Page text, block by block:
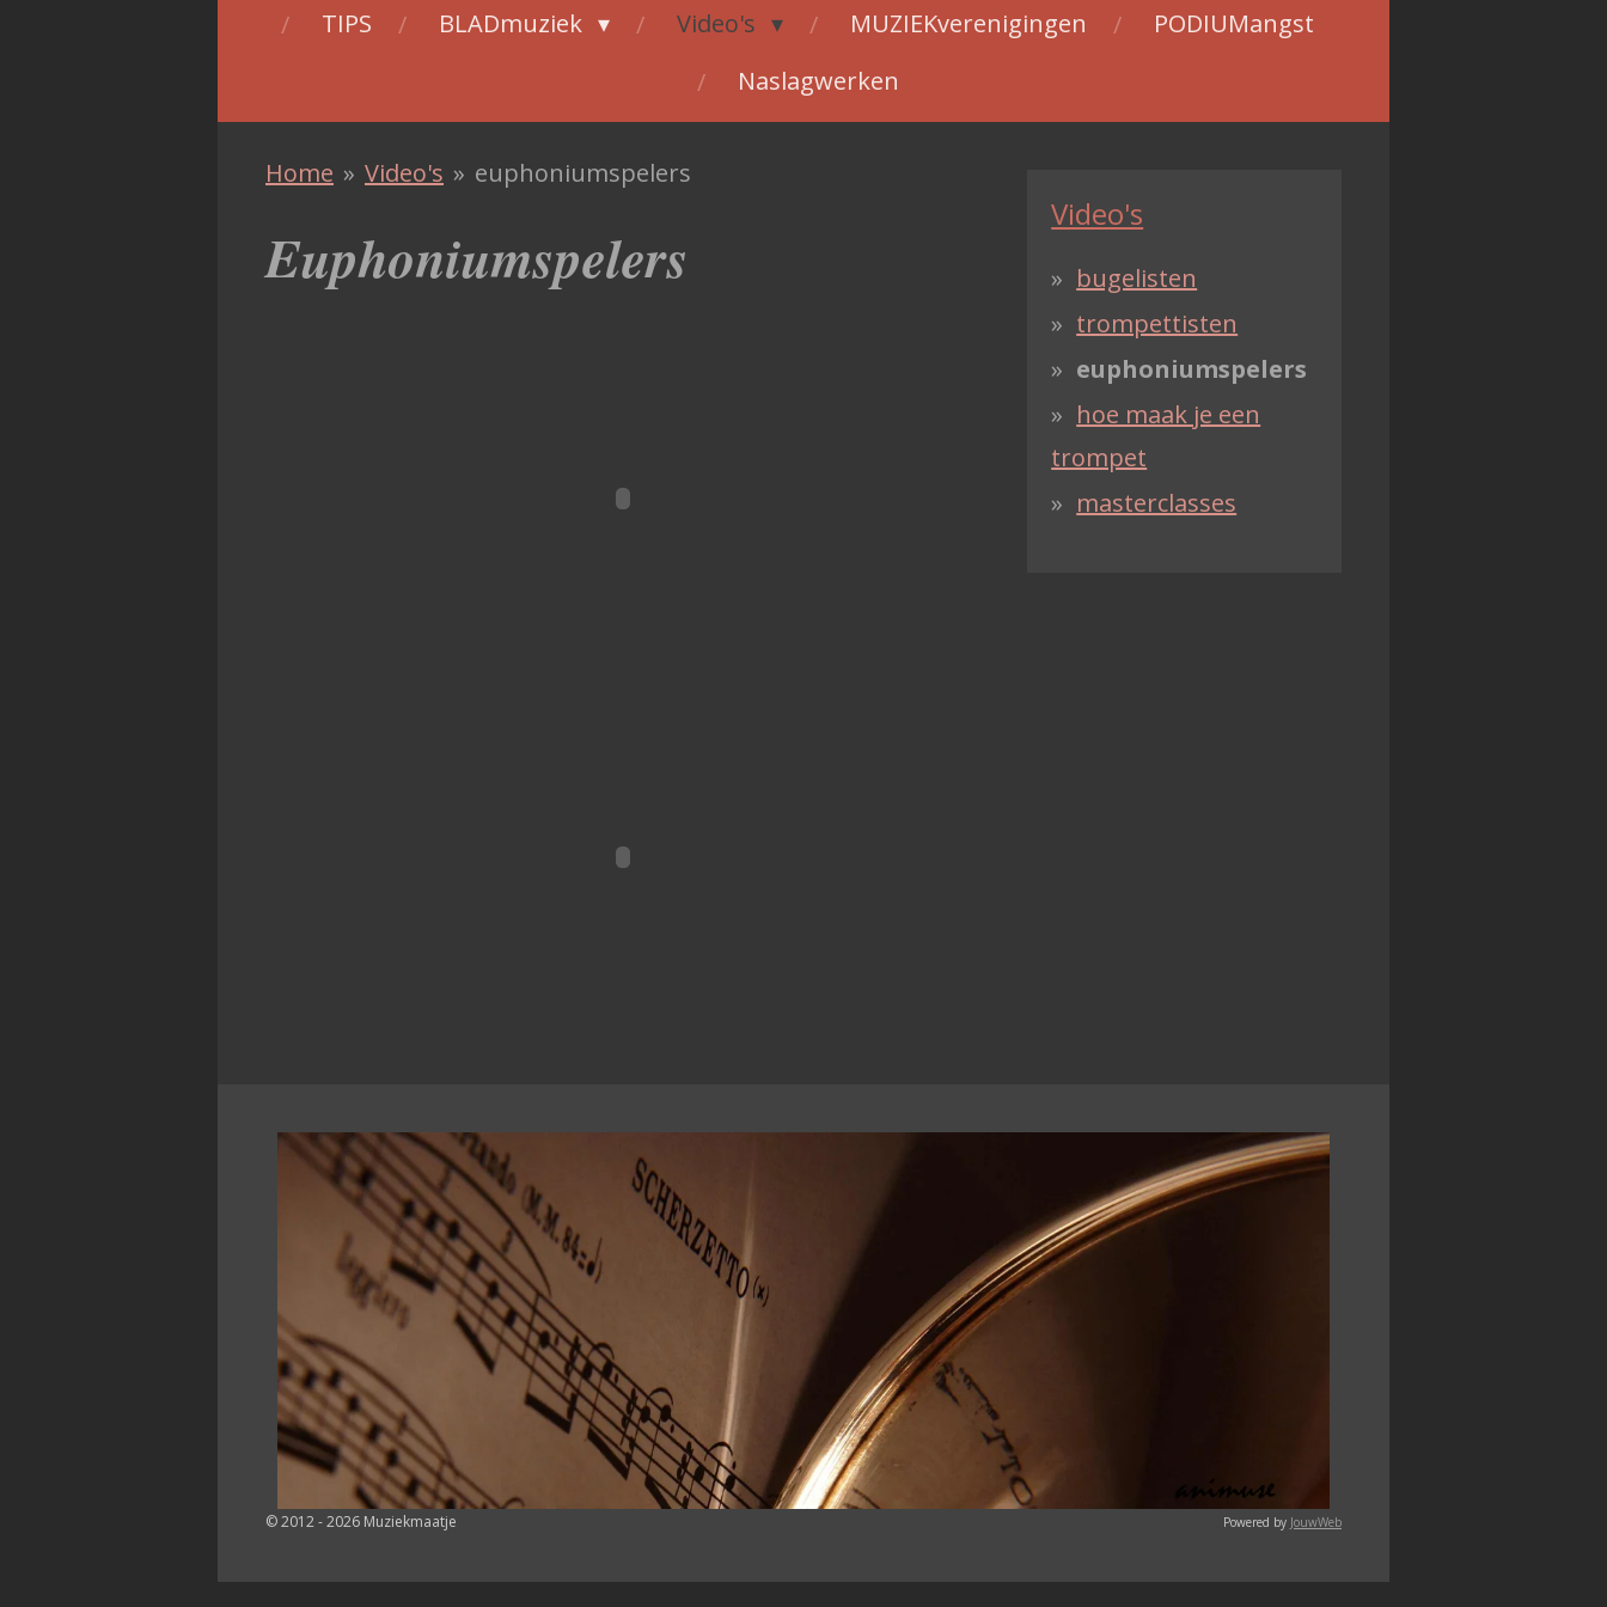
TIPS
BLADmuziek Video's MUZIEKverenigingen
PODIUMangst
Naslagwerken
Home » Video's » euphoniumspelers
Euphoniumspelers
Video's
bugelisten
trompettisten
euphoniumspelers
hoe maak je een
trompet
masterclasses
© 2012 - 2026 Muziekmaatje Powered by JouwWeb